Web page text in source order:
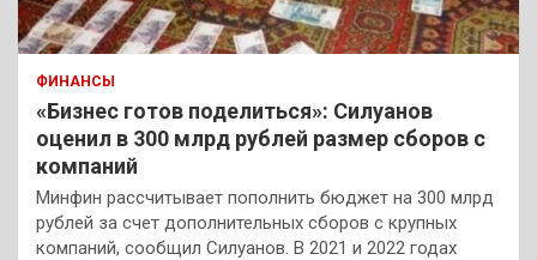
ФИНАНСЫ
«Бизнес готов поделиться»: Силуанов
оценил в 300 млрд рублей размер сборов с
компаний
Минфин рассчитывает пополнить бюджет на 300 млрд
рублей за счет дополнительных сборов с крупных
компаний, сообщил Силуанов. В 2021 и 2022 годах